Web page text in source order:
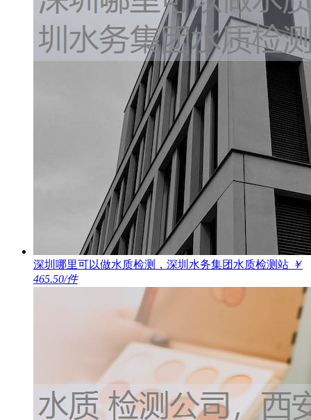
深圳哪里可以做水质检测，深圳水务集团水质检测站 ￥
465.50/件